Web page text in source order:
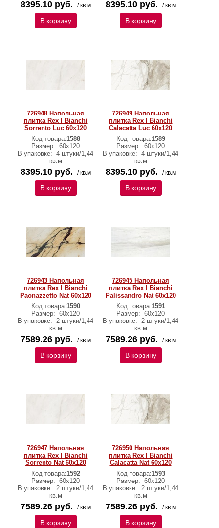
8395.10 руб. / кв.м
В корзину
8395.10 руб. / кв.м
В корзину
726948 Напольная
плитка Rex I Bianchi
Sorrento Luc 60x120
Код товара:1588
Размер: 60x120
В упаковке: 4 штуки/1,44
кв.м
8395.10 руб. / кв.м
В корзину
726949 Напольная
плитка Rex I Bianchi
Calacatta Luc 60x120
Код товара:1589
Размер: 60x120
В упаковке: 4 штуки/1,44
кв.м
8395.10 руб. / кв.м
В корзину
726943 Напольная
плитка Rex I Bianchi
Paonazzetto Nat 60x120
Код товара:1590
Размер: 60x120
В упаковке: 2 штуки/1,44
кв.м
7589.26 руб. / кв.м
В корзину
726945 Напольная
плитка Rex I Bianchi
Palissandro Nat 60x120
Код товара:1591
Размер: 60x120
В упаковке: 2 штуки/1,44
кв.м
7589.26 руб. / кв.м
В корзину
726947 Напольная
плитка Rex I Bianchi
Sorrento Nat 60x120
Код товара:1592
Размер: 60x120
В упаковке: 2 штуки/1,44
кв.м
7589.26 руб. / кв.м
В корзину
726950 Напольная
плитка Rex I Bianchi
Calacatta Nat 60x120
Код товара:1593
Размер: 60x120
В упаковке: 2 штуки/1,44
кв.м
7589.26 руб. / кв.м
В корзину